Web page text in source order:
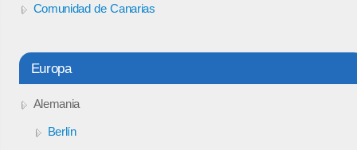
Comunidad de Canarias
Europa
Alemania
Berlín